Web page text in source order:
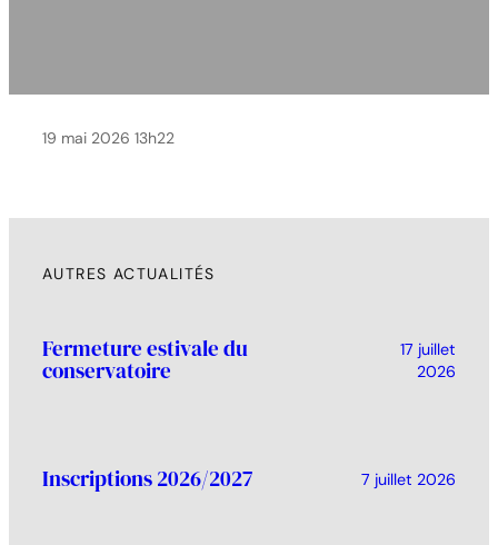
19 mai 2026 13h22
AUTRES ACTUALITÉS
Fermeture estivale du
conservatoire
17 juillet
2026
Inscriptions 2026/2027 7 juillet 2026